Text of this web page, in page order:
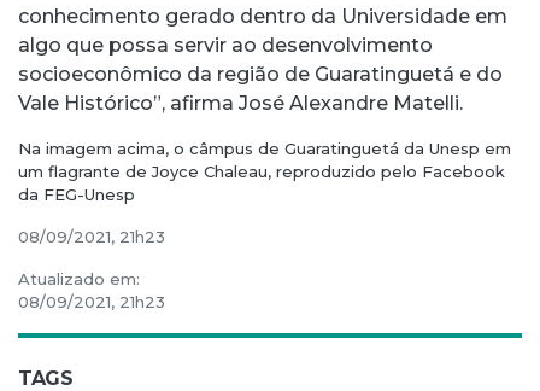
conhecimento gerado dentro da Universidade em
algo que possa servir ao desenvolvimento
socioeconômico da região de Guaratinguetá e do
Vale Histórico”, afirma José Alexandre Matelli.
Na imagem acima, o câmpus de Guaratinguetá da Unesp em
um flagrante de Joyce Chaleau, reproduzido pelo Facebook
da FEG-Unesp
08/09/2021, 21h23
Atualizado em:
08/09/2021, 21h23
TAGS